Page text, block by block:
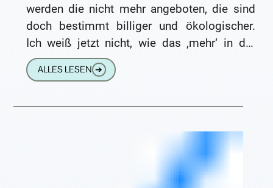
werden die nicht mehr angeboten, die sind
doch bestimmt billiger und ökologischer.
Ich weiß jetzt nicht, wie das ‚mehr‘ in der
Frage zu
ALLES LESEN ➔